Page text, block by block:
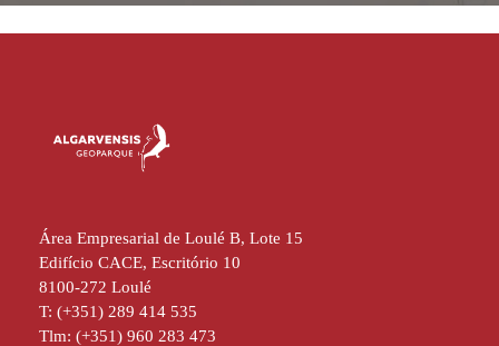
Área Empresarial de Loulé B, Lote 15
Edifício CACE, Escritório 10
8100-272 Loulé
T: (+351) 289 414 535
Tlm: (+351) 960 283 473